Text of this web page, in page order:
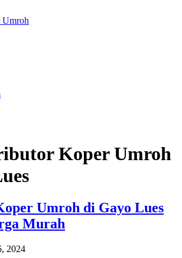
Koper Umroh
Umroh di Gayo Lues
Murah
2024